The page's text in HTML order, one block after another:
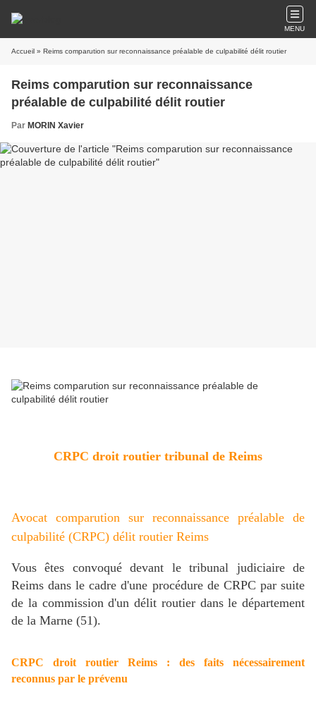
MENU
Accueil » Reims comparution sur reconnaissance préalable de culpabilité délit routier
Reims comparution sur reconnaissance
préalable de culpabilité délit routier
Par MORIN Xavier
CRPC droit routier tribunal de Reims
Avocat comparution sur reconnaissance préalable de
culpabilité (CRPC) délit routier Reims
Vous êtes convoqué devant le tribunal judiciaire de
Reims dans le cadre d'une procédure de CRPC par suite
de la commission d'un délit routier dans le département
de la Marne (51).
CRPC droit routier Reims : des faits nécessairement
reconnus par le prévenu